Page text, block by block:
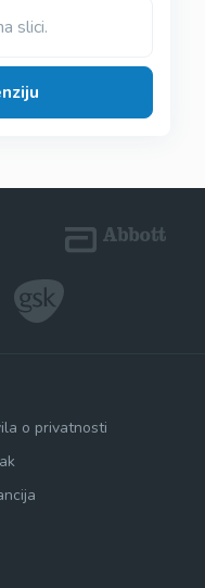
slici.
o privatnosti